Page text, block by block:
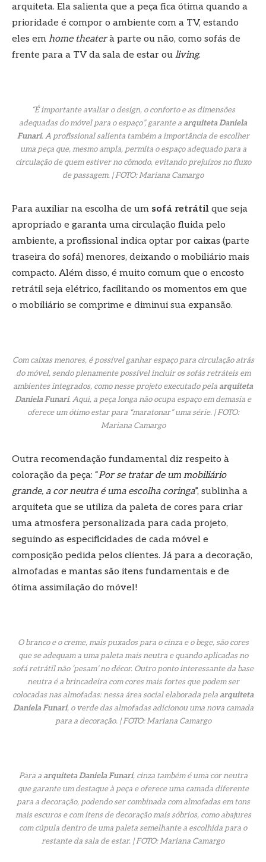
arquiteta. Ela salienta que a peça fica ótima quando a
prioridade é compor o ambiente com a TV, estando
eles em home theaterà parte ou não, como sofás de
frente para a TV da sala de estar ou living.
“É importante avaliar o design, o conforto e as dimensões
adequadas do móvel para o espaço”, garante aarquiteta Daniela
Funari. A profissional salienta também a importância de escolher
uma peça que, mesmo ampla, permita o espaço adequado para a
circulação de quem estiver no cômodo, evitando prejuízos no fluxo
de passagem. | FOTO: Mariana Camargo
Para auxiliar na escolha de um sofá retrátil que seja
apropriado e garanta uma circulação fluida pelo
ambiente, a profissional indica optar por caixas (parte
traseira do sofá) menores, deixando o mobiliário mais
compacto. Além disso, é muito comum que o encosto
retrátil seja elétrico, facilitando os momentos em que
o mobiliário se comprime e diminui sua expansão.
Com caixas menores, é possível ganhar espaço para circulação atrás
do móvel, sendo plenamente possível incluir os sofás retráteis em
ambientes integrados, como nesse projeto executado pelaarquiteta
Daniela Funari. Aqui, a peça longa não ocupa espaço em demasia e
oferece um ótimo estar para “maratonar” uma série. | FOTO:
Mariana Camargo
Outra recomendação fundamental diz respeito à
coloração da peça: “Por se tratar de um mobiliário
grande, a cor neutra é uma escolha coringa”, sublinha a
arquiteta que se utiliza da paleta de cores para criar
uma atmosfera personalizada para cada projeto,
seguindo as especificidades de cada móvel e
composição pedida pelos clientes. Já para a decoração,
almofadas e mantas são itens fundamentais e de
ótima assimilação do móvel!
O branco e o creme, mais puxados para o cinza e o bege, são cores
que se adequam a uma paleta mais neutra e quando aplicadas no
sofá retrátil não ‘pesam’ no décor. Outro ponto interessante da base
neutra é a brincadeira com cores mais fortes que podem ser
colocadas nas almofadas: nessa área social elaborada pelaarquiteta
Daniela Funari, o verde das almofadas adicionou uma nova camada
para a decoração. | FOTO: Mariana Camargo
Para aarquiteta Daniela Funari, cinza também é uma cor neutra
que garante um destaque à peça e oferece uma camada diferente
para a decoração, podendo ser combinada com almofadas em tons
mais escuros e com itens de decoração mais sóbrios, como abajures
com cúpula dentro de uma paleta semelhante a escolhida para o
restante da sala de estar. | FOTO: Mariana Camargo